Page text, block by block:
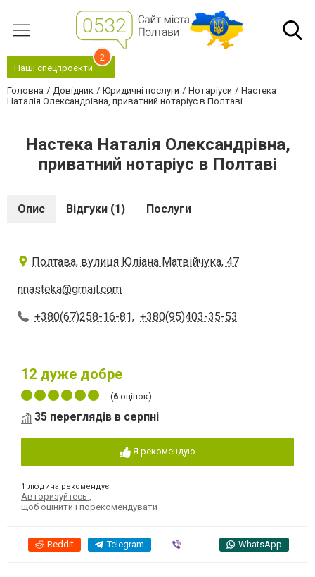
Наші спецпроєкти
2
Головна Довідник Юридичні послуги Нотаріуси
Настека
Наталія Олександрівна, приватний нотаріус в Полтаві
Настека Наталія Олександрівна,
приватний нотаріус в Полтаві
Опис Відгуки (1) Послуги
Полтава, вулиця Юліана Матвійчука, 47
nnasteka@gmail.com
+380(67)258-16-81, +380(95)403-35-53
12 дуже добре
(6 оцінок)
35 переглядів в серпні
Я рекомендую
1 людина рекомендує
Авторизуйтесь
щоб оцінити і порекомендувати
Reddit Telegram WhatsApp